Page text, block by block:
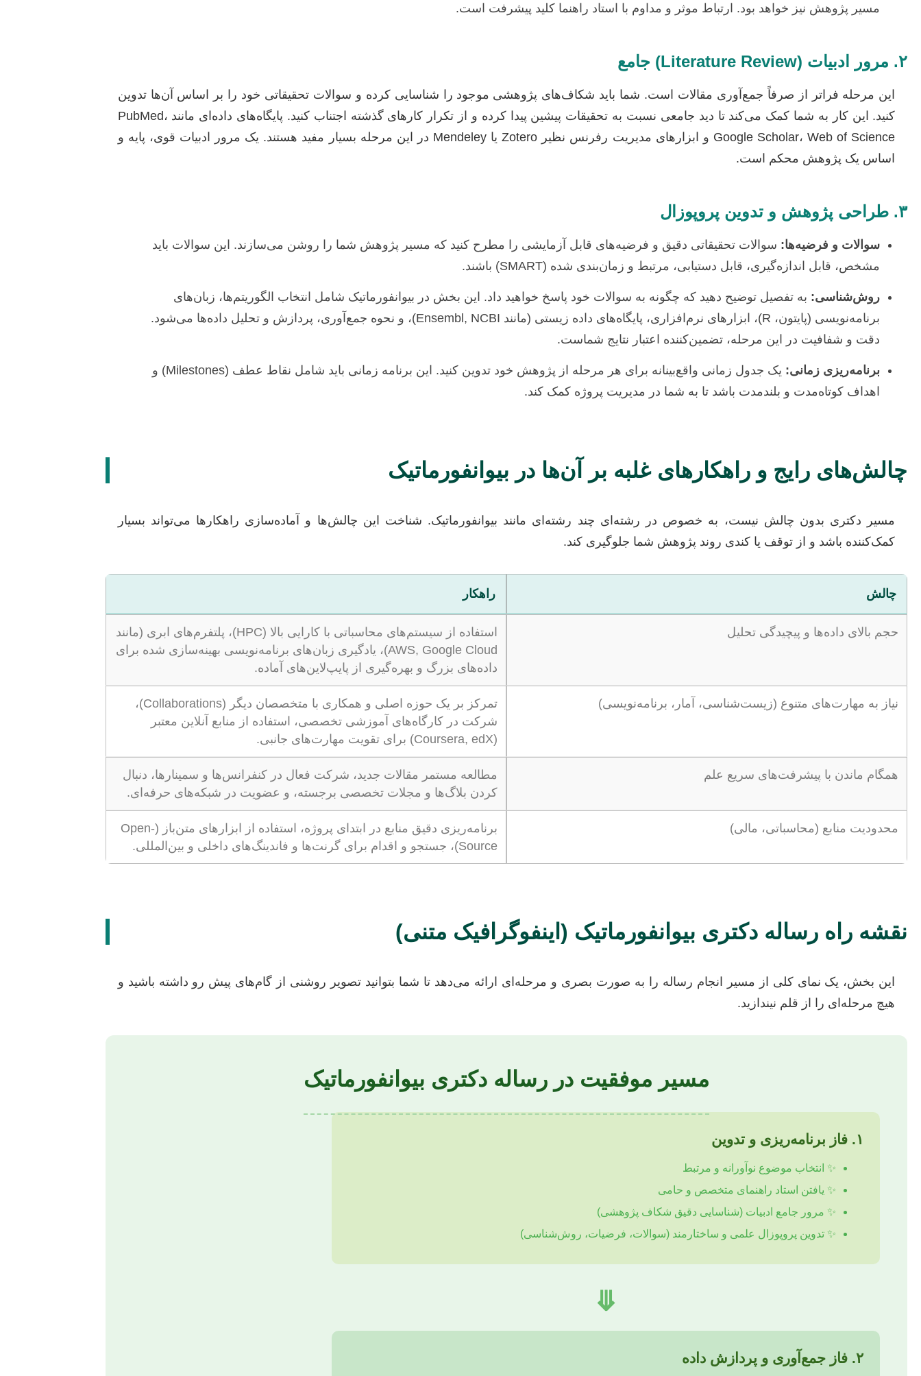
مسیر پژوهش نیز خواهد بود. ارتباط موثر و مداوم با استاد راهنما کلید پیشرفت است.
۲. مرور ادبیات (Literature Review) جامع
این مرحله فراتر از صرفاً جمع‌آوری مقالات است. شما باید شکاف‌های پژوهشی موجود را شناسایی کرده و سوالات تحقیقاتی خود را بر اساس آن‌ها تدوین
کنید. این کار به شما کمک می‌کند تا دید جامعی نسبت به تحقیقات پیشین پیدا کرده و از تکرار کارهای گذشته اجتناب کنید. پایگاه‌های داده‌ای مانند PubMed،
Google Scholar، Web of Science و ابزارهای مدیریت رفرنس نظیر Zotero یا Mendeley در این مرحله بسیار مفید هستند. یک مرور ادبیات قوی، پایه و
اساس یک پژوهش محکم است.
۳. طراحی پژوهش و تدوین پروپوزال
سوالات و فرضیه‌ها: سوالات تحقیقاتی دقیق و فرضیه‌های قابل آزمایشی را مطرح کنید که مسیر پژوهش شما را روشن می‌سازند. این سوالات باید
مشخص، قابل اندازه‌گیری، قابل دستیابی، مرتبط و زمان‌بندی شده (SMART) باشند.
روش‌شناسی: به تفصیل توضیح دهید که چگونه به سوالات خود پاسخ خواهید داد. این بخش در بیوانفورماتیک شامل انتخاب الگوریتم‌ها، زبان‌های
برنامه‌نویسی (پایتون، R)، ابزارهای نرم‌افزاری، پایگاه‌های داده زیستی (مانند Ensembl, NCBI)، و نحوه جمع‌آوری، پردازش و تحلیل داده‌ها می‌شود.
دقت و شفافیت در این مرحله، تضمین‌کننده اعتبار نتایج شماست.
برنامه‌ریزی زمانی:
یک جدول زمانی واقع‌بینانه برای هر مرحله از پژوهش خود تدوین کنید. این برنامه زمانی باید شامل نقاط عطف (Milestones) و
اهداف کوتاه‌مدت و بلندمدت باشد تا به شما در مدیریت پروژه کمک کند.
چالش‌های رایج و راهکارهای غلبه بر آن‌ها در بیوانفورماتیک
مسیر دکتری بدون چالش نیست، به خصوص در رشته‌ای چند رشته‌ای مانند بیوانفورماتیک. شناخت این چالش‌ها و آماده‌سازی راهکارها می‌تواند بسیار
کمک‌کننده باشد و از توقف یا کندی روند پژوهش شما جلوگیری کند.
چالش راهکار
حجم بالای داده‌ها و پیچیدگی تحلیل
استفاده از سیستم‌های محاسباتی با کارایی بالا (HPC)، پلتفرم‌های ابری (مانند
AWS, Google Cloud)، یادگیری زبان‌های برنامه‌نویسی بهینه‌سازی شده برای
داده‌های بزرگ و بهره‌گیری از پایپ‌لاین‌های آماده.
نیاز به مهارت‌های متنوع (زیست‌شناسی، آمار، برنامه‌نویسی)
تمرکز بر یک حوزه اصلی و همکاری با متخصصان دیگر (Collaborations)،
شرکت در کارگاه‌های آموزشی تخصصی، استفاده از منابع آنلاین معتبر
(Coursera, edX) برای تقویت مهارت‌های جانبی.
همگام ماندن با پیشرفت‌های سریع علم
مطالعه مستمر مقالات جدید، شرکت فعال در کنفرانس‌ها و سمینارها، دنبال
کردن بلاگ‌ها و مجلات تخصصی برجسته، و عضویت در شبکه‌های حرفه‌ای.
محدودیت منابع (محاسباتی، مالی)
برنامه‌ریزی دقیق منابع در ابتدای پروژه، استفاده از ابزارهای متن‌باز (Open-
Source)، جستجو و اقدام برای گرنت‌ها و فاندینگ‌های داخلی و بین‌المللی.
نقشه راه رساله دکتری بیوانفورماتیک (اینفوگرافیک متنی)
این بخش، یک نمای کلی از مسیر انجام رساله را به صورت بصری و مرحله‌ای ارائه می‌دهد تا شما بتوانید تصویر روشنی از گام‌های پیش رو داشته باشید و
هیچ مرحله‌ای را از قلم نیندازید.
مسیر موفقیت در رساله دکتری بیوانفورماتیک
۱. فاز برنامه‌ریزی و تدوین
✨ انتخاب موضوع نوآورانه و مرتبط
✨ یافتن استاد راهنمای متخصص و حامی
✨ مرور جامع ادبیات (شناسایی دقیق شکاف پژوهشی)
✨ تدوین پروپوزال علمی و ساختارمند (سوالات، فرضیات، روش‌شناسی)
⤋
۲. فاز جمع‌آوری و پردازش داده